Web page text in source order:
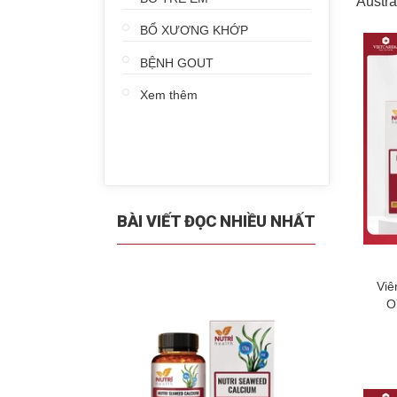
BỔ XƯƠNG KHỚP
BỆNH GOUT
Xem thêm
BÀI VIẾT ĐỌC NHIỀU NHẤT